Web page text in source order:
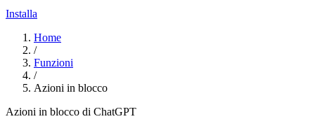
Installa
Home
/
Funzioni
/
Azioni in blocco
Azioni in blocco di ChatGPT